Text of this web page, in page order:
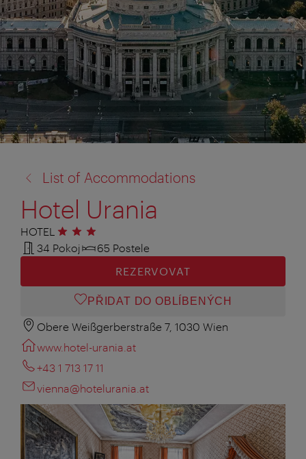
na:
List of Accommodations
Hotel Urania
HOTEL 3 hvězdičky
34 Pokoj
65 Postele
REZERVOVAT
PŘIDAT DO OBLÍBENÝCH
Obere Weißgerberstraße 7, 1030 Wien
www.hotel-urania.at
+43 1 713 17 11
vienna@hotelurania.at